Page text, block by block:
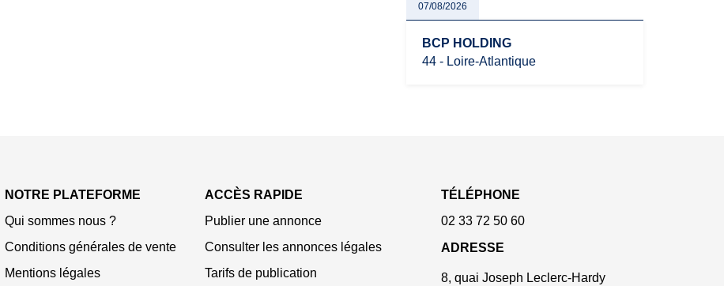
07/08/2026
BCP HOLDING
44 - Loire-Atlantique
NOTRE PLATEFORME
Qui sommes nous ?
Conditions générales de vente
Mentions légales
ACCÈS RAPIDE
Publier une annonce
Consulter les annonces légales
Tarifs de publication
TÉLÉPHONE
02 33 72 50 60
ADRESSE
8, quai Joseph Leclerc-Hardy